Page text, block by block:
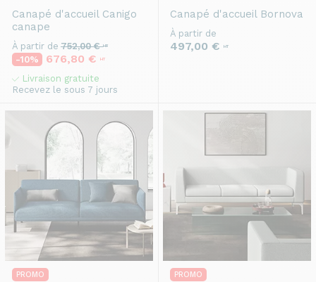
Canapé d'accueilCanigo
canape
À partir de 752,00 €HT
-10% 676,80 € HT
Livraison gratuite
Recevez le sous 7 jours
Canapé d'accueilBornova
À partir de
497,00 € HT
PROMO PROMO